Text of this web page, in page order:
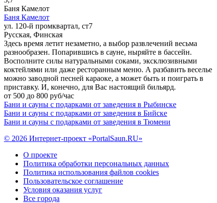
Баня Камелот
Баня Камелот
ул. 120-й промквартал, ст7
Русская, Финская
Здесь время летит незаметно, а выбор развлечений весьма
разнообразен. Попарившись в сауне, ныряйте в бассейн.
Восполните силы натуральными соками, эксклюзивными
коктейлями или даже ресторанным меню. А разбавить веселье
можно заводной песней караоке, а может быть и поиграть в
приставку. И, конечно, для Вас настоящий бильярд.
от 500 до 800 руб/час
Бани и сауны с подарками от заведения в Рыбинске
Бани и сауны с подарками от заведения в Бийске
Бани и сауны с подарками от заведения в Тюмени
© 2026 Интернет-проект «PortalSaun.RU»
О проекте
Политика обработки персональных данных
Политика использования файлов cookies
Пользовательское соглашение
Условия оказания услуг
Все города